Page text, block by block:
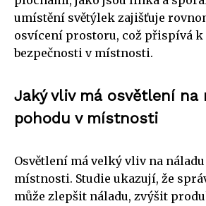
umístění světýlek zajišťuje
osvícení prostoru, což přispívá
bezpečnosti v místnosti.
Jaký vliv má osvětlení na
pohodu v místnosti
Osvětlení má velký vliv na
místnosti. Studie ukazují, že
může zlepšit náladu, zvýšit